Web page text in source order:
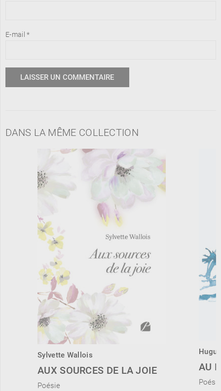
E-mail*
DANS LA MÊME COLLECTION
Sylvette Wallois
AUX SOURCES DE LA JOIE
Poésie
AU
Poésie